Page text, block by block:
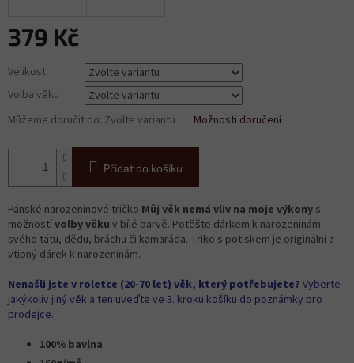
379 Kč
cena:
Velikost
Volba věku
Můžeme doručit do: Zvolte variantu Možnosti doručení
Přidat do košíku
Pánské narozeninové tričko Můj věk nemá vliv na moje výkony s
možnostívolby věku v bílé barvě. Potěšte dárkem k narozeninám
svého tátu, dědu, bráchu či kamaráda. Triko s potiskem je originální a
vtipný dárek k narozeninám.
Nenašli jste v roletce (20-70 let) věk, který potřebujete? Vyberte
jakýkoliv jiný věk a ten uveďte ve 3. kroku košíku do poznámky pro
prodejce.
100% bavlna
2